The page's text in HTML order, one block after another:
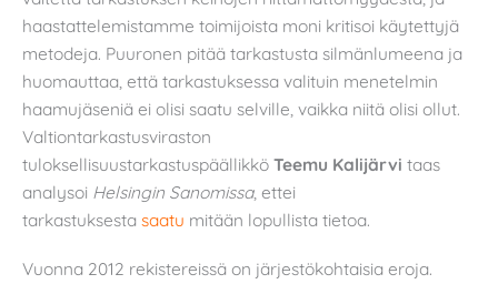
haastattelemistamme toimijoista moni kritisoi käytettyjä
metodeja. Puuronen pitää tarkastusta silmänlumeena ja
huomauttaa, että tarkastuksessa valituin menetelmin
haamujäseniä ei olisi saatu selville, vaikka niitä olisi ollut.
Valtiontarkastusviraston
tuloksellisuustarkastuspäällikkö Teemu Kalijärvi taas
analysoi Helsingin Sanomissa, ettei
tarkastuksesta saatu mitään lopullista tietoa.
Vuonna 2012 rekistereissä on järjestökohtaisia eroja.